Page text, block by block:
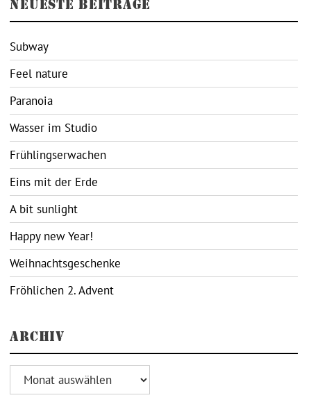
NEUESTE BEITRÄGE
Subway
Feel nature
Paranoia
Wasser im Studio
Frühlingserwachen
Eins mit der Erde
A bit sunlight
Happy new Year!
Weihnachtsgeschenke
Fröhlichen 2. Advent
ARCHIV
Archiv